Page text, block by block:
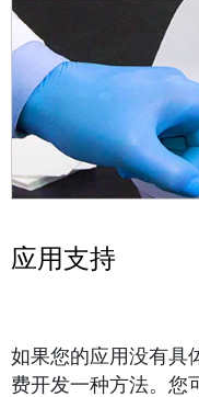
应用支持
如果您的应用没有具
费开发一种方法。您